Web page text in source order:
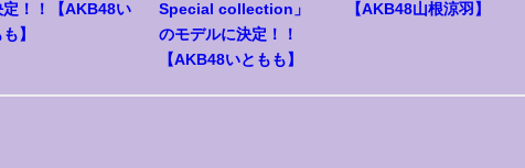
定！！【AKB48い
】
Special collection」
のモデルに決定！！
【AKB48いともも】
【AKB48山根涼羽】